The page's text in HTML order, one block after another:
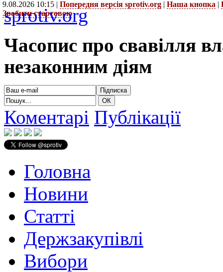
9.08.2026 10:15 | Попередня версія sprotiv.org | Наша кнопка |
Зробити стартовою
sprotiv.org
Часопис про свавілля
незаконним діям
Коментарі Публікації
Головна
Новини
Статті
Держзакупівлі
Вибори